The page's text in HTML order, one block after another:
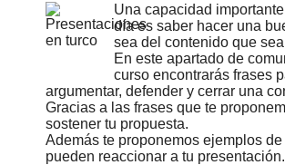
Una capacidad
día es saber hacer una
sea del contenido que
En este apartado de
curso encontrarás frases
argumentar, defender y cerrar una
Gracias a las frases que te
sostener tu propuesta.
Además te proponemos ejemplos
pueden reaccionar a tu presentación.